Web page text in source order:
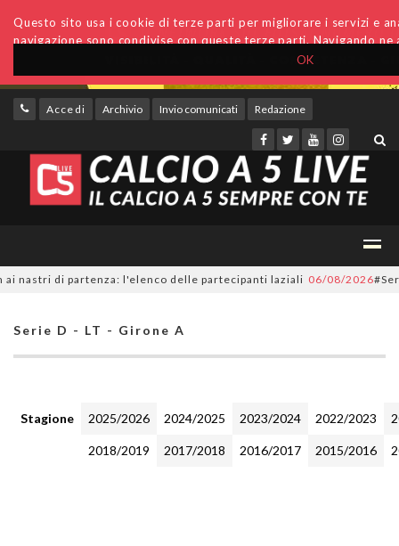
OK
Questo sito usa i cookie di terze parti per migliorare i servizi e
navigazione sono condivise con queste terze parti. Navigando
Accedi Archivio Invio comunicati Redazione
di partenza: l'elenco delle partecipanti laziali 06/08/2026
Serie D - LT - Girone A
Stagione 2025/2026 2024/2025 2023/2024 2022/2023
2018/2019 2017/2018 2016/2017 2015/2016